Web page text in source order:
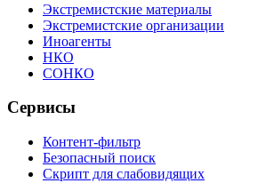
Экстремистские материалы
Экстремистские организации
Иноагенты
НКО
СОНКО
Сервисы
Контент-фильтр
Безопасный поиск
Скрипт для слабовидящих